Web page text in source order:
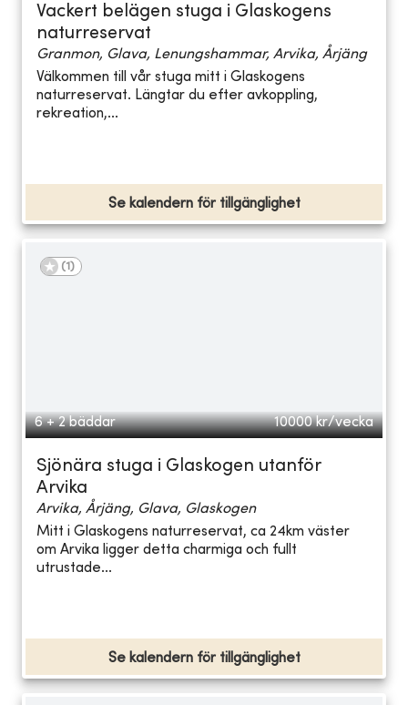
Vackert belägen stuga i Glaskogens
naturreservat
Granmon, Glava, Lenungshammar, Arvika, Årjäng
Välkommen till vår stuga mitt i Glaskogens
naturreservat. Längtar du efter avkoppling,
rekreation,...
Se kalendern för tillgänglighet
(1 )
6 + 2 bäddar 10000 kr/vecka
Sjönära stuga i Glaskogen utanför
Arvika
Arvika, Årjäng, Glava, Glaskogen
Mitt i Glaskogens naturreservat, ca 24km väster
om Arvika ligger detta charmiga och fullt
utrustade...
Se kalendern för tillgänglighet